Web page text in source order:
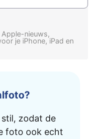
nieuws,
je iPhone, iPad en
zodat de
foto ook echt